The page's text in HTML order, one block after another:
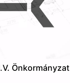
Önkormányzat